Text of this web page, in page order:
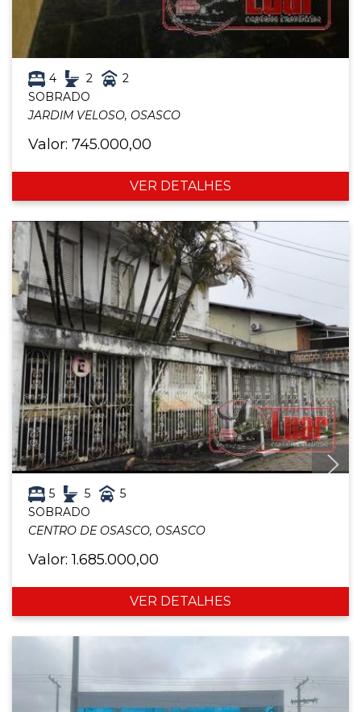
4 2
2
SOBRADO
JARDIM VELOSO, OSASCO
Valor: 745.000,00
VER DETALHES
5 5
5
SOBRADO
CENTRO DE OSASCO, OSASCO
Valor: 1.685.000,00
VER DETALHES